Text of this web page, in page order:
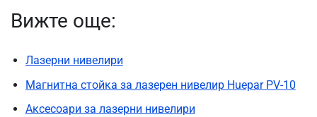
Вижте още:
Лазерни нивелири
Магнитна стойка за лазерен нивелир Huepar PV-10
Аксесоари за лазерни нивелири